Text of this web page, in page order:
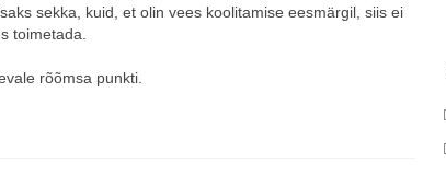
sekka, kuid, et olin vees koolitamise eesmärgil, siis ei
toimetada.
rõõmsa punkti.